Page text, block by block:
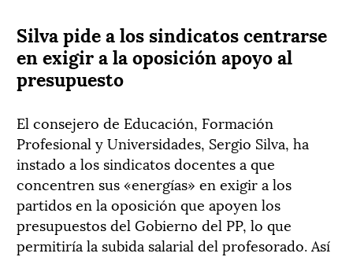
Silva pide a los sindicatos centrarse
en exigir a la oposición apoyo al
presupuesto
El consejero de Educación, Formación
Profesional y Universidades, Sergio Silva, ha
instado a los sindicatos docentes a que
concentren sus «energías» en exigir a los
partidos en la oposición que apoyen los
presupuestos del Gobierno del PP, lo que
permitiría la subida salarial del profesorado. Así